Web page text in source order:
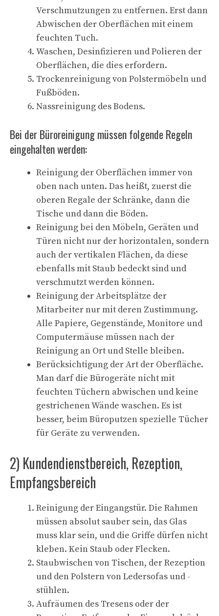
Verschmutzungen zu entfernen. Erst dann
Abwischen der Oberflächen mit einem
feuchten Tuch.
Waschen, Desinfizieren und Polieren der
Oberflächen, die dies erfordern.
Trockenreinigung von Polstermöbeln und
Fußböden.
Nassreinigung des Bodens.
Bei der Büroreinigung müssen folgende Regeln
eingehalten werden:
Reinigung der Oberflächen immer von
oben nach unten. Das heißt, zuerst die
oberen Regale der Schränke, dann die
Tische und dann die Böden.
Reinigung bei den Möbeln, Geräten und
Türen nicht nur der horizontalen, sondern
auch der vertikalen Flächen, da diese
ebenfalls mit Staub bedeckt sind und
verschmutzt werden können.
Reinigung der Arbeitsplätze der
Mitarbeiter nur mit deren Zustimmung.
Alle Papiere, Gegenstände, Monitore und
Computermäuse müssen nach der
Reinigung an Ort und Stelle bleiben.
Berücksichtigung der Art der Oberfläche.
Man darf die Bürogeräte nicht mit
feuchten Tüchern abwischen und keine
gestrichenen Wände waschen. Es ist
besser, beim Büroputzen spezielle Tücher
für Geräte zu verwenden.
2) Kundendienstbereich, Rezeption,
Empfangsbereich
Reinigung der Eingangstür. Die Rahmen
müssen absolut sauber sein, das Glas
muss klar sein, und die Griffe dürfen nicht
kleben. Kein Staub oder Flecken.
Staubwischen von Tischen, der Rezeption
und den Polstern von Ledersofas und -
stühlen.
Aufräumen des Tresens oder der